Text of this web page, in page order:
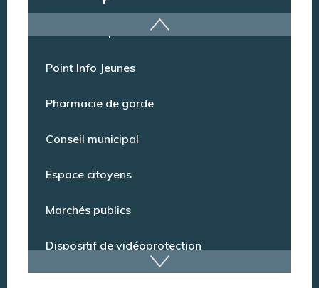
Dispositif de vidéoprotection